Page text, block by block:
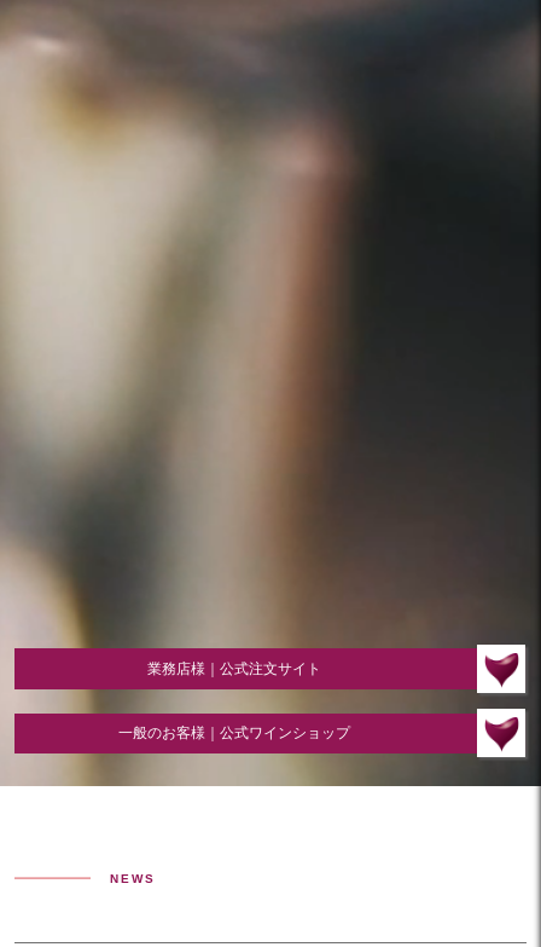
業務店様｜公式注文サイト
一般のお客様｜公式ワインショップ
NEWS